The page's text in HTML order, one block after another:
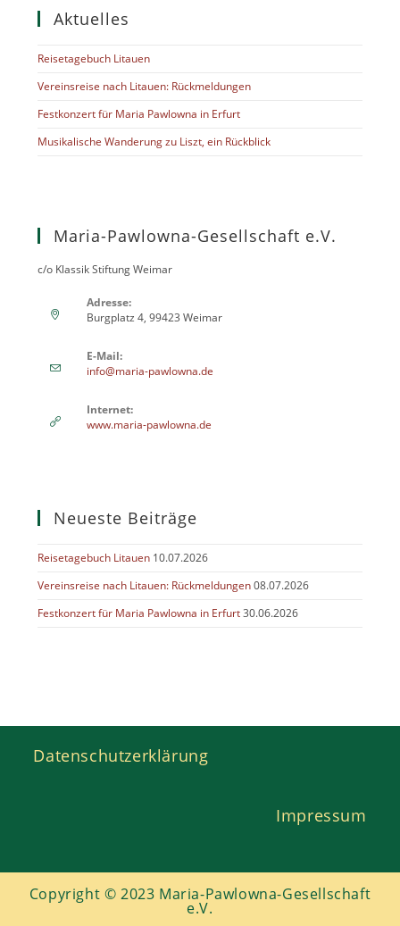
Aktuelles
Reisetagebuch Litauen
Vereinsreise nach Litauen: Rückmeldungen
Festkonzert für Maria Pawlowna in Erfurt
Musikalische Wanderung zu Liszt, ein Rückblick
Maria-Pawlowna-Gesellschaft e.V.
c/o Klassik Stiftung Weimar
Adresse:
Burgplatz 4, 99423 Weimar
E-Mail:
info@maria-pawlowna.de
Internet:
www.maria-pawlowna.de
Neueste Beiträge
Reisetagebuch Litauen 10.07.2026
Vereinsreise nach Litauen: Rückmeldungen 08.07.2026
Festkonzert für Maria Pawlowna in Erfurt 30.06.2026
Datenschutzerklärung
Impressum
Copyright © 2023 Maria-Pawlowna-Gesellschaft
e.V.